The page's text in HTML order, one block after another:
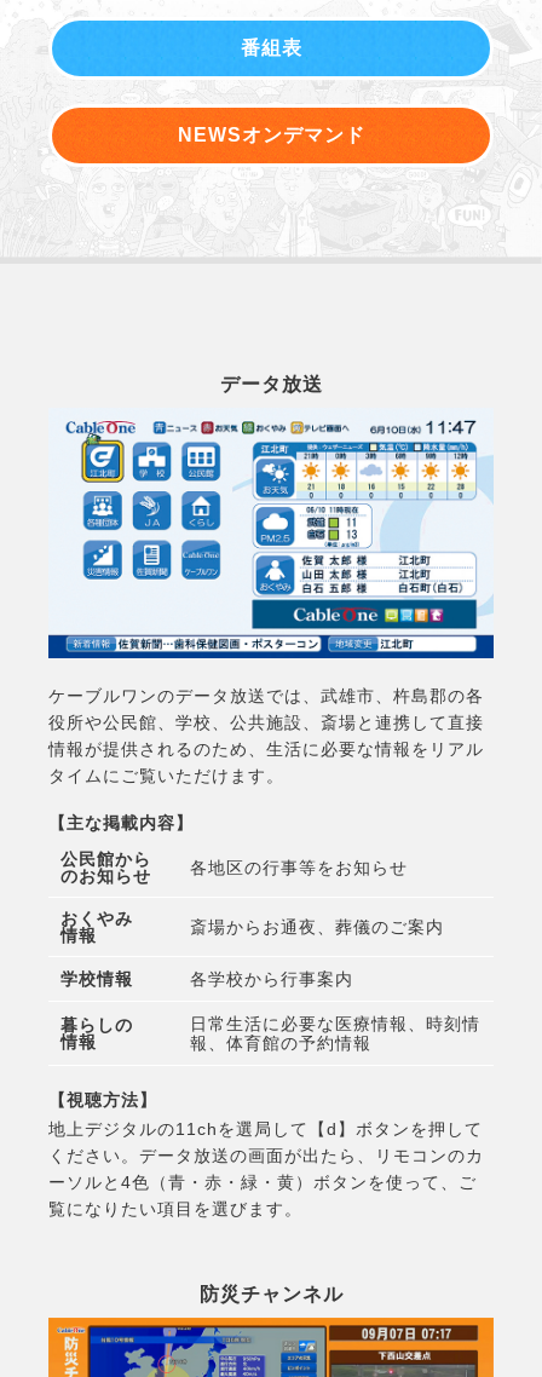
番組表
NEWSオンデマンド
データ放送
ケーブルワンのデータ放送では、武雄市、杵島郡の各
役所や公民館、学校、公共施設、斎場と連携して直接
情報が提供されるのため、生活に必要な情報をリアル
タイムにご覧いただけます。
【主な掲載内容】
公民館から
のお知らせ
各地区の行事等をお知らせ
おくやみ
情報
斎場からお通夜、葬儀のご案内
学校情報 各学校から行事案内
暮らしの
情報
日常生活に必要な医療情報、 時刻情
報、体育館の予約情報
【視聴方法】
地上デジタルの11chを選局して【d】ボタンを押して
ください。データ放送の画面が出たら、リモコンのカ
ーソルと4色（青・赤・緑・黄）ボタンを使って、ご
覧になりたい項目を選びます。
防災チャンネル